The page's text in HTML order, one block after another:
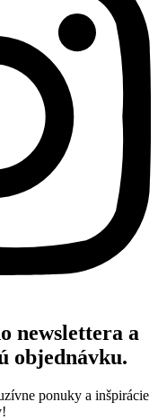
newslettera a
objednávku.
ponuky a inšpirácie